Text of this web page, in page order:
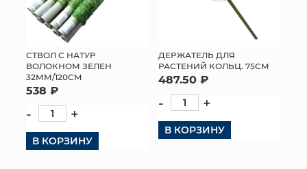
СТВОЛ С НАТУР
ВОЛОКНОМ ЗЕЛЕН
32ММ/120СМ
538 ₽
- +
В КОРЗИНУ
ДЕРЖАТЕЛЬ ДЛЯ
РАСТЕНИЙ КОЛЬЦ. 75СМ
487.50 ₽
- +
В КОРЗИНУ